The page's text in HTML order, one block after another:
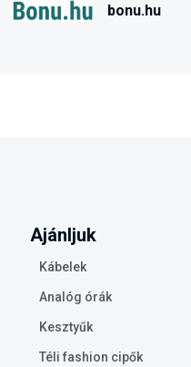
bonu.hu
Ajánljuk
Kábelek
Analóg órák
Kesztyűk
Téli fashion cipők